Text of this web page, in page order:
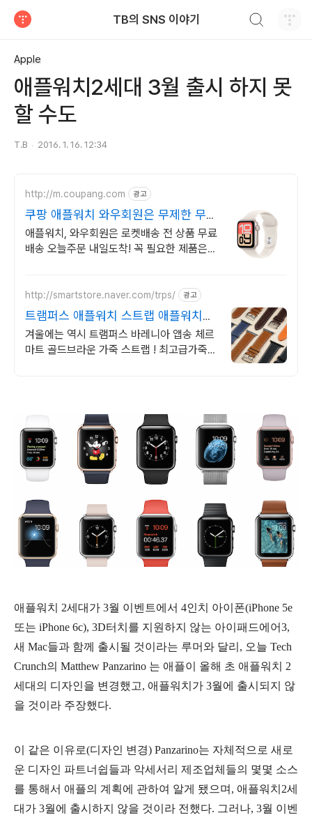
TB의 SNS 이야기
Apple
애플워치2세대 3월 출시 하지 못
할 수도
T.B 2016. 1. 16. 12:34
http://m.coupang.com 광고
쿠팡 애플워치 와우회원은 무제한 무료
배송
애플워치, 와우회원은 로켓배송 전 상품 무료
배송 오늘주문 내일도착! 꼭 필요한 제품은
http://smartstore.naver.com/trps/ 광고
트램퍼스 애플워치 스트랩 애플워치스
트랩 트램퍼스 가죽
겨울에는 역시 트램퍼스 바레니아 앱송 체르
마트 골드브라운 가죽 스트랩 ! 최고급가죽제
애플워치 2세대가 3월 이벤트에서 4인치 아이폰(iPhone 5e
또는 iPhone 6c), 3D터치를 지원하지 않는 아이패드에어3,
새 Mac들과 함께 출시될 것이라는 루머와 달리, 오늘 Tech
Crunch의 Matthew Panzarino 는 애플이 올해 초 애플워치 2
세대의 디자인을 변경했고, 애플워치가 3월에 출시되지 않
을 것이라 주장했다.
이 같은 이유로(디자인 변경) Panzarino는 자체적으로 새로
운 디자인 파트너쉽들과 악세서리 제조업체들의 몇몇 소스
를 통해서 애플의 계획에 관하여 알게 됐으며, 애플워치2세
대가 3월에 출시하지 않을 것이라 전했다. 그러나, 3월 이벤